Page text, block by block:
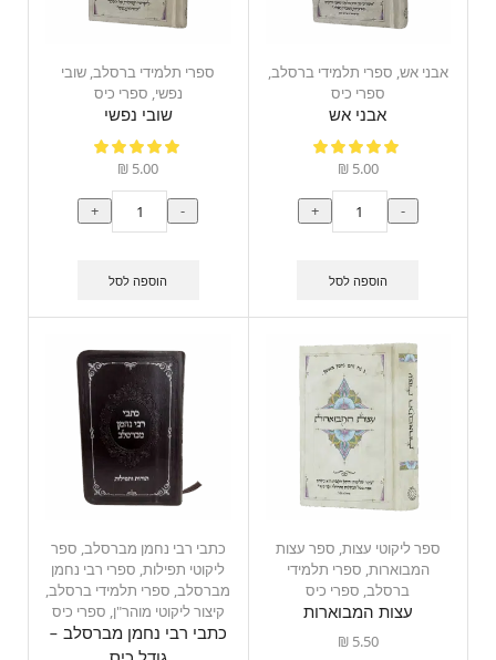
אבני אש, ספרי תלמידי ברסלב,
ספרי כיס
אבני אש
₪5.00
-
+
הוספה לסל
ספרי תלמידי ברסלב, שובי
נפשי, ספרי כיס
שובי נפשי
₪ 5.00
-
+
הוספה לסל
ספר ליקוטי עצות, ספר עצות
המבוארות, ספרי תלמידי
ברסלב, ספרי כיס
עצות המבוארות
₪5.50
כתבי רבי נחמן מברסלב, ספר
ליקוטי תפילות, ספרי רבי נחמן
מברסלב, ספרי תלמידי ברסלב,
קיצור ליקוטי מוהר"ן, ספרי כיס
כתבי רבי נחמן מברסלב –